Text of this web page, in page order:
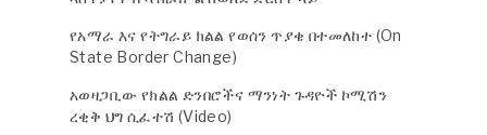
የአማራ እና የትግራይ ክልል የወሰን ጥያቄ በተመለከተ (On
State Border Change)
አወዛጋቢው የክልል ድንበሮችና ማንነት ጉዳዮች ኮሚሽን
ረቂቅ ህግ ሲፈተሽ (Video)